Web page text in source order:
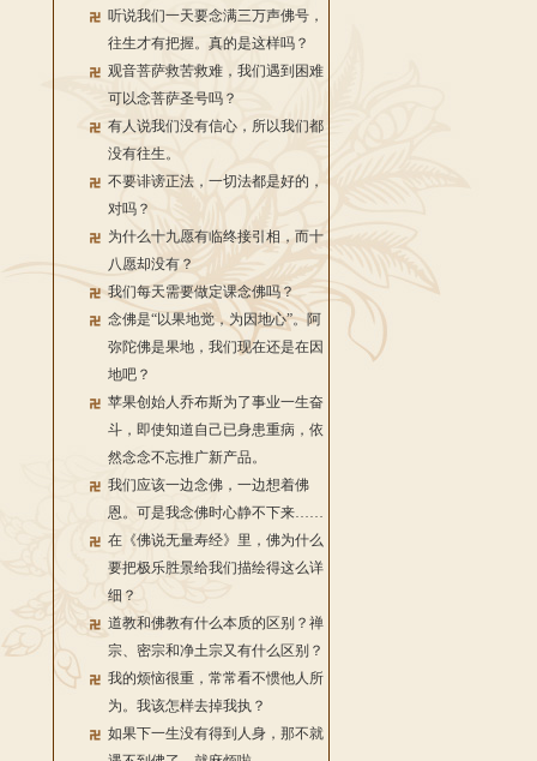
听说我们一天要念满三万声佛号，
往生才有把握。真的是这样吗？
观音菩萨救苦救难，我们遇到困难
可以念菩萨圣号吗？
有人说我们没有信心，所以我们都
没有往生。
不要诽谤正法，一切法都是好的，
对吗？
为什么十九愿有临终接引相，而十
八愿却没有？
我们每天需要做定课念佛吗？
念佛是“以果地觉，为因地心”。阿
弥陀佛是果地，我们现在还是在因
地吧？
苹果创始人乔布斯为了事业一生奋
斗，即使知道自己已身患重病，依
然念念不忘推广新产品。
我们应该一边念佛，一边想着佛
恩。可是我念佛时心静不下来……
在《佛说无量寿经》里，佛为什么
要把极乐胜景给我们描绘得这么详
细？
道教和佛教有什么本质的区别？禅
宗、密宗和净土宗又有什么区别？
我的烦恼很重，常常看不惯他人所
为。我该怎样去掉我执？
如果下一生没有得到人身，那不就